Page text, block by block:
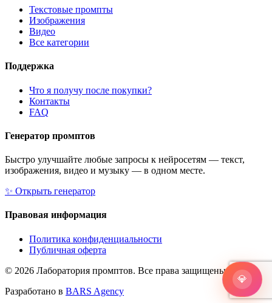
Текстовые промпты
Изображения
Видео
Все категории
Поддержка
Что я получу после покупки?
Контакты
FAQ
Генератор промптов
Быстро улучшайте любые запросы к нейросетям — текст,
изображения, видео и музыку — в одном месте.
✨ Открыть генератор
Правовая информация
Политика конфиденциальности
Публичная оферта
© 2026 Лаборатория промптов. Все права защищены.
Разработано в BARS Agency
💎